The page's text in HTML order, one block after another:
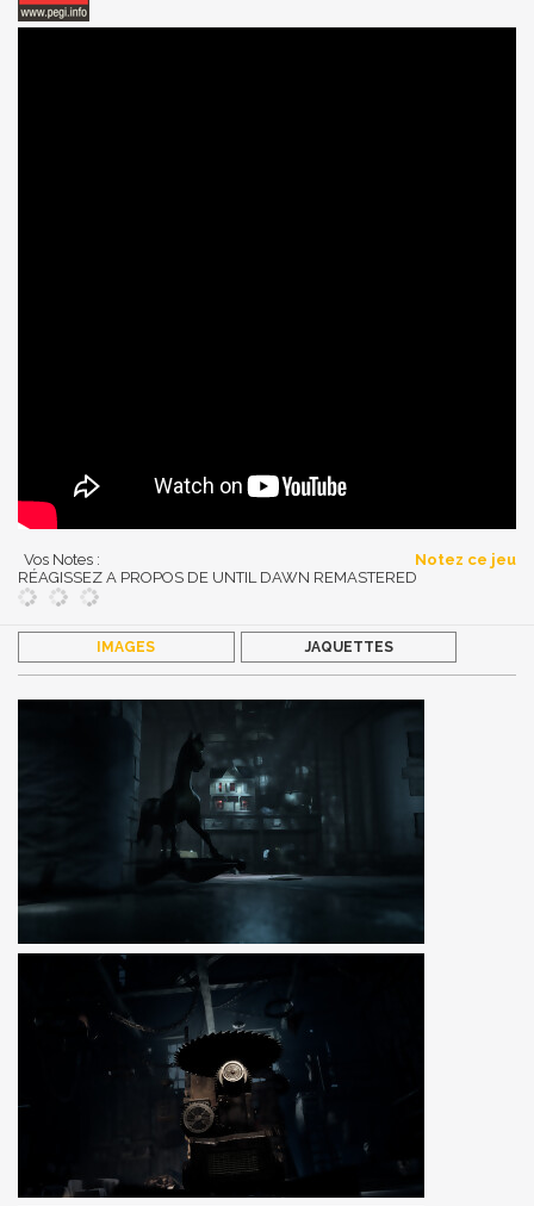
Vos Notes :
Notez ce jeu
RÉAGISSEZ A PROPOS DE UNTIL DAWN REMASTERED
IMAGES JAQUETTES